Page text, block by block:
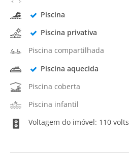
Piscina
Piscina privativa
Piscina compartilhada
Piscina aquecida
Piscina coberta
Piscina infantil
Voltagem do imóvel: 110 volts